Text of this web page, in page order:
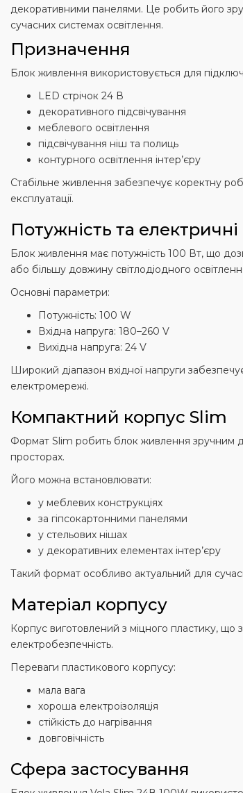
декоративними панелями. Це робить його
сучасних системах освітлення.
Призначення
Блок живлення використовується для
LED стрічок 24 В
декоративного підсвічування
меблевого освітлення
підсвічування ніш та полиць
контурного освітлення інтер’єру
Стабільне живлення забезпечує коректну
експлуатації.
Потужність та
Блок живлення має потужність 100 Вт, що
або більшу довжину світлодіодного
Основні параметри:
Потужність: 100 W
Вхідна напруга: 180–260 V
Вихідна напруга: 24 V
Широкий діапазон вхідної напруги
електромережі.
Компактний корпус Slim
Формат Slim робить блок живлення зручним
просторах.
Його можна встановлювати:
у меблевих конструкціях
за гіпсокартонними панелями
у стельових нішах
у декоративних елементах інтер’єру
Такий формат особливо актуальний для
Матеріал корпусу
Корпус виготовлений з міцного пластику, що
електробезпечність.
Переваги пластикового корпусу:
мала вага
хороша електроізоляція
стійкість до нагрівання
довговічність
Сфера застосування